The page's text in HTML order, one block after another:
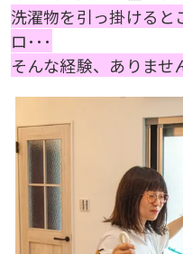
洗濯物を引っ掛けると
ロ･･･
そんな経験、ありませ